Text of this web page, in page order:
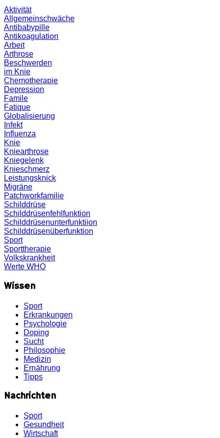
Aktivität
Allgemeinschwäche
Antibabypille
Antikoagulation
Arbeit
Arthrose
Beschwerden
im Knie
Chemotherapie
Depression
Famile
Fatique
Globalisierung
Infekt
Influenza
Knie
Kniearthrose
Kniegelenk
Knieschmerz
Leistungsknick
Migräne
Patchworkfamilie
Schilddrüse
Schilddrüsenfehlfunktion
Schilddrüsenunterfunktiion
Schilddrüsenüberfunktion
Sport
Sporttherapie
Volkskrankheit
Werte WHO
Wissen
Sport
Erkrankungen
Psychologie
Doping
Sucht
Philosophie
Medizin
Ernährung
Tipps
Nachrichten
Sport
Gesundheit
Wirtschaft